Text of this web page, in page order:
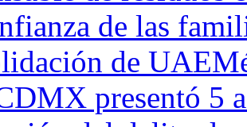
de las
de
presentó 5